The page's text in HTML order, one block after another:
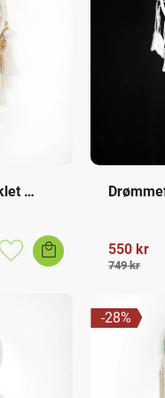
Lagre som favoritt
550 kr
749kr
28%